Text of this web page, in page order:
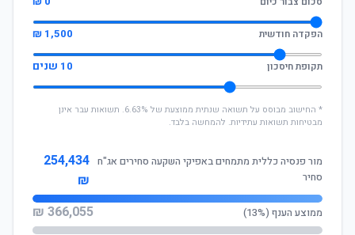
הפקדה חודשית 1,500 ₪
תקופת חיסכון 10 שנים
* החישוב מבוסס על תשואה שנתית ממוצעת של 6.63%. תשואות עבר אינן
מבטיחות תשואות עתידיות. להמחשה בלבד.
מור פנסיה כללית מתמחים באפיקי השקעה סחירים אג"ח
סחיר
254,434
₪
ממוצע הענף (13%) 366,055 ₪